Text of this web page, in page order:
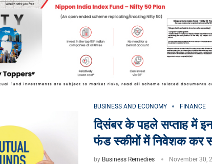
BUSINESS AND ECONOMY FINANCE
दिसंबर के पहले सप्ताह में
फंड स्कीमों में निवेशक कर
by Business Remedies November 30,